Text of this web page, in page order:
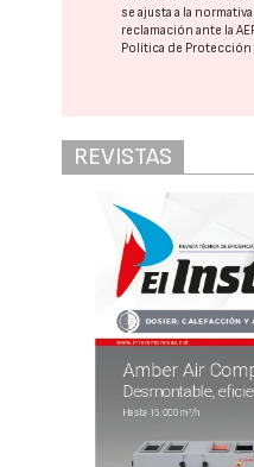
se ajusta a la
reclamación ante la
Política de Protección
REVISTAS